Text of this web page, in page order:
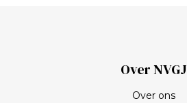
Over NVGJ
Over ons